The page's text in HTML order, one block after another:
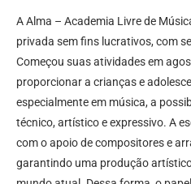
A Alma – Academia Livre de
privada sem fins lucrativos, com
Começou suas atividades em
proporcionar a crianças e
especialmente em música, a
técnico, artístico e expressivo. A
com o apoio de compositores e
garantindo uma produção